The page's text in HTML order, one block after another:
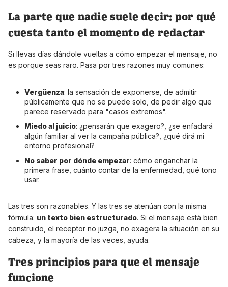
La parte que nadie suele decir: por qué
cuesta tanto el momento de redactar
Si llevas días dándole vueltas a cómo empezar el mensaje, no
es porque seas raro. Pasa por tres razones muy comunes:
Vergüenza: la sensación de exponerse, de admitir
públicamente que no se puede solo, de pedir algo que
parece reservado para "casos extremos".
Miedo al juicio: ¿pensarán que exagero?, ¿se enfadará
algún familiar al ver la campaña pública?, ¿qué dirá mi
entorno profesional?
No saber por dónde empezar: cómo enganchar la
primera frase, cuánto contar de la enfermedad, qué tono
usar.
Las tres son razonables. Y las tres se atenúan con la misma
fórmula: un texto bien estructurado. Si el mensaje está bien
construido, el receptor no juzga, no exagera la situación en su
cabeza, y la mayoría de las veces, ayuda.
Tres principios para que el mensaje
funcione